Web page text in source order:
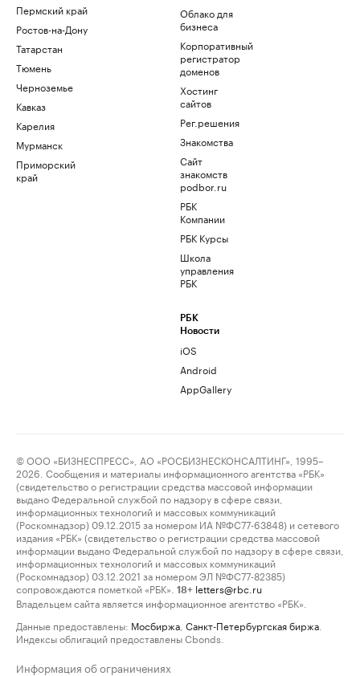
Пермский край
Ростов-на-Дону
Татарстан
Тюмень
Черноземье
Кавказ
Карелия
Мурманск
Приморский
край
Облако для
бизнеса
Корпоративный
регистратор
доменов
Хостинг
сайтов
Рег.решения
Знакомства
Сайт
знакомств
podbor.ru
РБК
Компании
РБК Курсы
Школа
управления
РБК
РБК
Новости
iOS
Android
AppGallery
© ООО «БИЗНЕСПРЕСС», АО «РОСБИЗНЕСКОНСАЛТИНГ», 1995–
2026. Сообщения и материалы информационного агентства «РБК»
(свидетельство о регистрации средства массовой информации
выдано Федеральной службой по надзору в сфере связи,
информационных технологий и массовых коммуникаций
(Роскомнадзор) 09.12.2015 за номером ИА №ФС77-63848) и сетевого
издания «РБК» (свидетельство о регистрации средства массовой
информации выдано Федеральной службой по надзору в сфере связи,
информационных технологий и массовых коммуникаций
(Роскомнадзор) 03.12.2021 за номером ЭЛ №ФС77-82385)
сопровождаются пометкой «РБК».
18+ letters@rbc.ru
Владельцем сайта является информационное агентство «РБК».
Данные предоставлены: Мосбиржа Санкт-Петербургская биржа
Индексы облигаций предоставлены Cbonds.
Информация об ограничениях